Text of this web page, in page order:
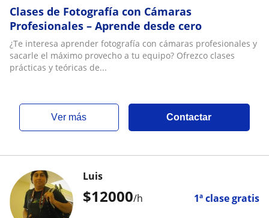
Clases de Fotografía con Cámaras
Profesionales – Aprende desde cero
¿Te interesa aprender fotografía con cámaras profesionales y
sacarle el máximo provecho a tu equipo? Ofrezco clases
prácticas y teóricas de...
ver más Contactar
$12000/h 1ª clase gratis
Luis